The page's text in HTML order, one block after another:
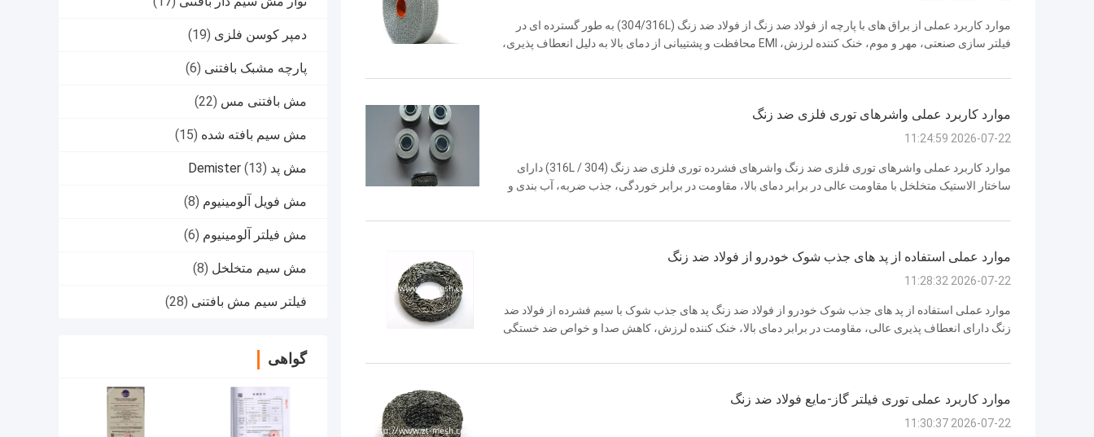
دمپر کوسن فلزی (19)
پارچه مشبک بافتنی (6)
مش بافتنی مس (22)
مش سیم بافته شده (15)
مش پد Demister (13)
مش فویل آلومینیوم (8)
مش فیلتر آلومینیوم (6)
مش سیم متخلخل (8)
فیلتر سیم مش بافتنی (28)
گواهی
موارد کاربرد عملی از براق های با پارچه از فولاد ضد زنگ از فولاد ضد زنگ (304/316L) به طور گسترده ای در
فیلتر سازی صنعتی، مهر و موم، خنک کننده لرزش، EMI محافظت و پشتیبانی از دمای بالا به دلیل انعطاف پذیری،
موارد کاربرد عملی واشرهای توری فلزی ضد زنگ
2026-07-22 11:24:59
موارد کاربرد عملی واشرهای توری فلزی ضد زنگ واشرهای فشرده توری فلزی ضد زنگ (304 / 316L) دارای
ساختار الاستیک متخلخل با مقاومت عالی در برابر دمای بالا، مقاومت در برابر خوردگی، جذب ضربه، آب بندی و
مع...
موارد عملی استفاده از پد های جذب شوک خودرو از فولاد ضد زنگ
2026-07-22 11:28:32
موارد عملی استفاده از پد های جذب شوک خودرو از فولاد ضد زنگ پد های جذب شوک با سیم فشرده از فولاد ضد
زنگ دارای انعطاف پذیری عالی، مقاومت در برابر دمای بالا، خنک کننده لرزش، کاهش صدا و خواص ضد خستگی
داده ...
موارد کاربرد عملی توری فیلتر گاز-مایع فولاد ضد زنگ
2026-07-22 11:30:37